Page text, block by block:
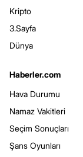
Kripto
3.Sayfa
Dünya
Haberler.com
Hava Durumu
Namaz Vakitleri
Seçim Sonuçları
Şans Oyunları